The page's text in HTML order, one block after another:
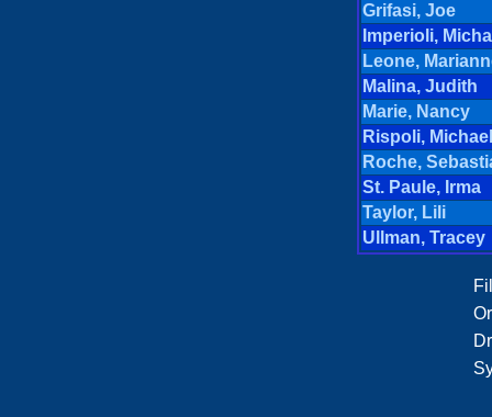
Grifasi, Joe
Imperioli,
Leone,
Malina, Judith
Marie, Nancy
Rispoli,
Roche,
St. Paule, Irma
Taylor, Lili
Ullman, Tracey